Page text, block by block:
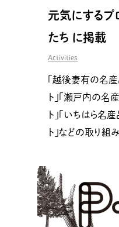
元気にするプ
たち に掲載
Activities
「越後妻有の名
ト」「瀬戸内の名
ト」「いちはら名
ト」などの取り組